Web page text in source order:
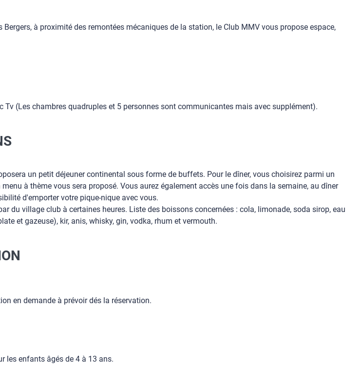
à proximité des remontées mécaniques de la station, le Club MMV vous propose espace,
(Les chambres quadruples et 5 personnes sont communicantes mais avec supplément).
un petit déjeuner continental sous forme de buffets. Pour le dîner, vous choisirez parmi un
à thème vous sera proposé. Vous aurez également accès une fois dans la semaine, au dîner
d'emporter votre pique-nique avec vous.
du village club à certaines heures. Liste des boissons concernées : cola, limonade, soda sirop, eau
et gazeuse), kir, anis, whisky, gin, vodka, rhum et vermouth.
en demande à prévoir dés la réservation.
les enfants âgés de 4 à 13 ans.